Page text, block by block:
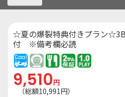
☆夏の爆裂特典付きプラン
付 ※備考欄必読
9,510円
（総額10,991円）